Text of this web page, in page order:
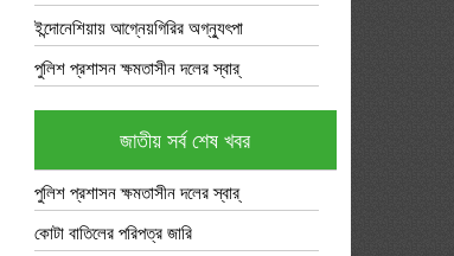
ইন্দোনেশিয়ায় আগ্নেয়গিরির অগ্ন্যুৎপা
পুলিশ প্রশাসন ক্ষমতাসীন দলের স্বার্
জাতীয় সর্ব শেষ খবর
পুলিশ প্রশাসন ক্ষমতাসীন দলের স্বার্
কোটা বাতিলের পরিপত্র জারি